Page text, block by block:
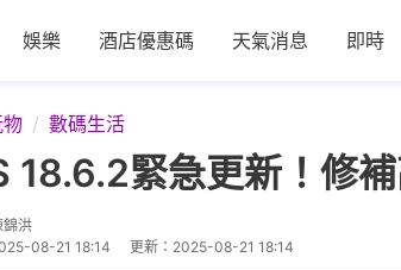
娛樂 酒店優惠碼 天氣消息 即時
數碼生活
18.6.2緊急更新！修
錦洪
08-21 18:14 更新： 2025-08-21 18:14